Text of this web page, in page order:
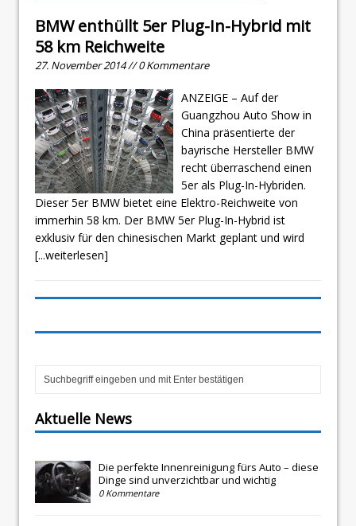
BMW enthüllt 5er Plug-In-Hybrid mit
58 km Reichweite
27. November 2014 // 0 Kommentare
ANZEIGE – Auf der
Guangzhou Auto Show in
China präsentierte der
bayrische Hersteller BMW
recht überraschend einen
5er als Plug-In-Hybriden.
Dieser 5er BMW bietet eine Elektro-Reichweite von
immerhin 58 km. Der BMW 5er Plug-In-Hybrid ist
exklusiv für den chinesischen Markt geplant und wird
[...weiterlesen]
Aktuelle News
Die perfekte Innenreinigung fürs Auto – diese
Dinge sind unverzichtbar und wichtig
0 Kommentare